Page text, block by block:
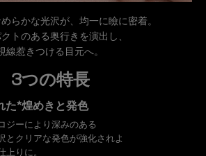
らかな光沢が、均一に瞼に密着。
トのある奥行きを演出し、
線惹きつける目元へ。
3つの特長
た*煌めきと発色
ジーにより深みのある
とクリアな発色が強化されよ
上りに。